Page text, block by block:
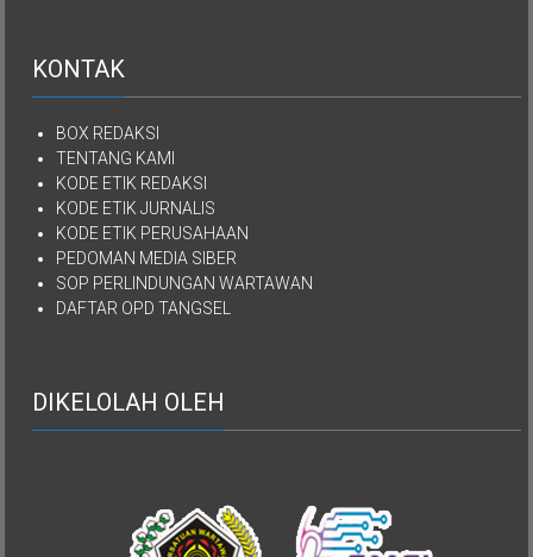
KONTAK
BOX REDAKSI
TENTANG KAMI
KODE ETIK REDAKSI
KODE ETIK JURNALIS
KODE ETIK PERUSAHAAN
PEDOMAN MEDIA SIBER
SOP PERLINDUNGAN WARTAWAN
DAFTAR OPD TANGSEL
DIKELOLAH OLEH